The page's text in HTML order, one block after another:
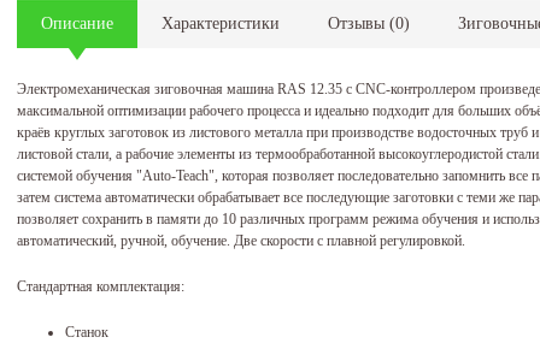
Описание Характеристики Отзывы (0)
Электромеханическая зиговочная машина RAS 12.35 с CNC-контроллером
максимальной оптимизации рабочего процесса и идеально подходит для больших
краёв круглых заготовок из листового металла при производстве водосточных
листовой стали, а рабочие элементы из термообработанной высокоуглеродистой
системой обучения "Auto-Teach", которая позволяет последовательно запомнить
затем система автоматически обрабатывает все последующие заготовки с теми же
позволяет сохранить в памяти до 10 различных программ режима обучения и
автоматический, ручной, обучение. Две скорости с плавной регулировкой.
Стандартная комплектация:
Станок